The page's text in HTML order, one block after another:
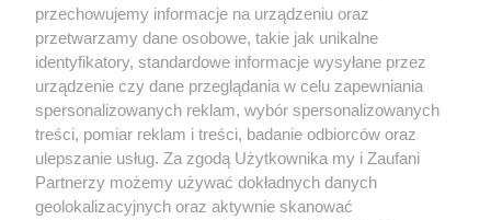
przechowujemy informacje na urządzeniu oraz
przetwarzamy dane osobowe, takie jak unikalne
identyfikatory, standardowe informacje wysyłane przez
urządzenie czy dane przeglądania w celu zapewniania
spersonalizowanych reklam, wybór spersonalizowanych
treści, pomiar reklam i treści, badanie odbiorców oraz
ulepszanie usług. Za zgodą Użytkownika my i Zaufani
Partnerzy możemy używać dokładnych danych
geolokalizacyjnych oraz aktywnie skanować